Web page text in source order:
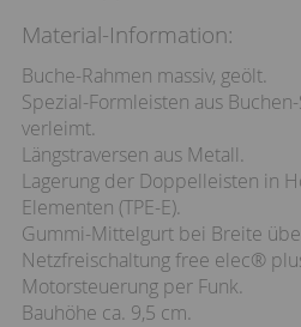
Material-Information:
Buche-Rahmen massiv, geölt.
Spezial-Formleisten aus
verleimt.
Längstraversen aus Metall.
Lagerung der Doppelleisten in
Elementen (TPE-E).
Gummi-Mittelgurt bei Breite
Netzfreischaltung free elec®
Motorsteuerung per Funk.
Bauhöhe ca. 9,5 cm.